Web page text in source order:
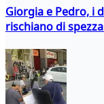
Giorgia e Pedro, i
rischiano di